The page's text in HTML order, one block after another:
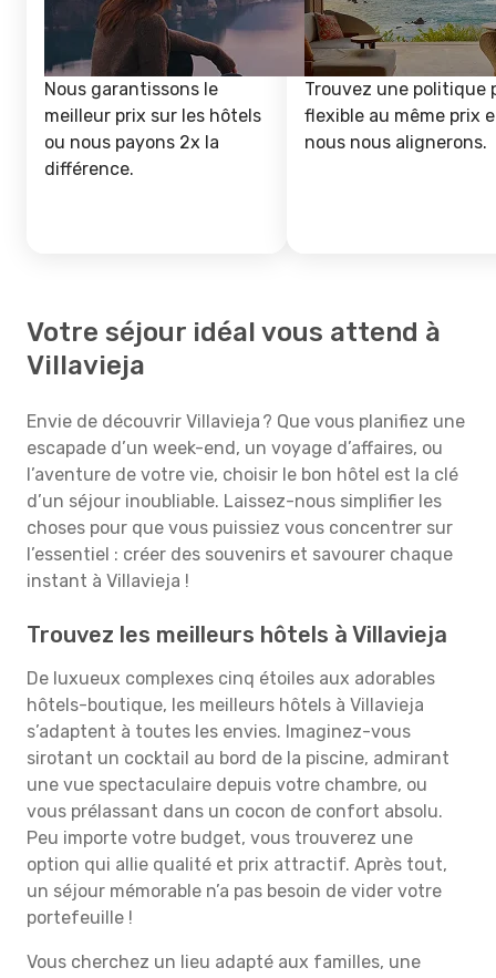
Nous garantissons le
meilleur prix sur les hôtels
ou nous payons 2x la
différence.
Trouvez une politique
flexible au même prix
nous nous alignerons.
Votre séjour idéal vous attend à
Villavieja
Envie de découvrir Villavieja ? Que vous planifiez une
escapade d’un week-end, un voyage d’affaires, ou
l’aventure de votre vie, choisir le bon hôtel est la clé
d’un séjour inoubliable. Laissez-nous simplifier les
choses pour que vous puissiez vous concentrer sur
l’essentiel : créer des souvenirs et savourer chaque
instant à Villavieja !
Trouvez les meilleurs hôtels à Villavieja
De luxueux complexes cinq étoiles aux adorables
hôtels-boutique, les meilleurs hôtels à Villavieja
s’adaptent à toutes les envies. Imaginez-vous
sirotant un cocktail au bord de la piscine, admirant
une vue spectaculaire depuis votre chambre, ou
vous prélassant dans un cocon de confort absolu.
Peu importe votre budget, vous trouverez une
option qui allie qualité et prix attractif. Après tout,
un séjour mémorable n’a pas besoin de vider votre
portefeuille !
Vous cherchez un lieu adapté aux familles, une